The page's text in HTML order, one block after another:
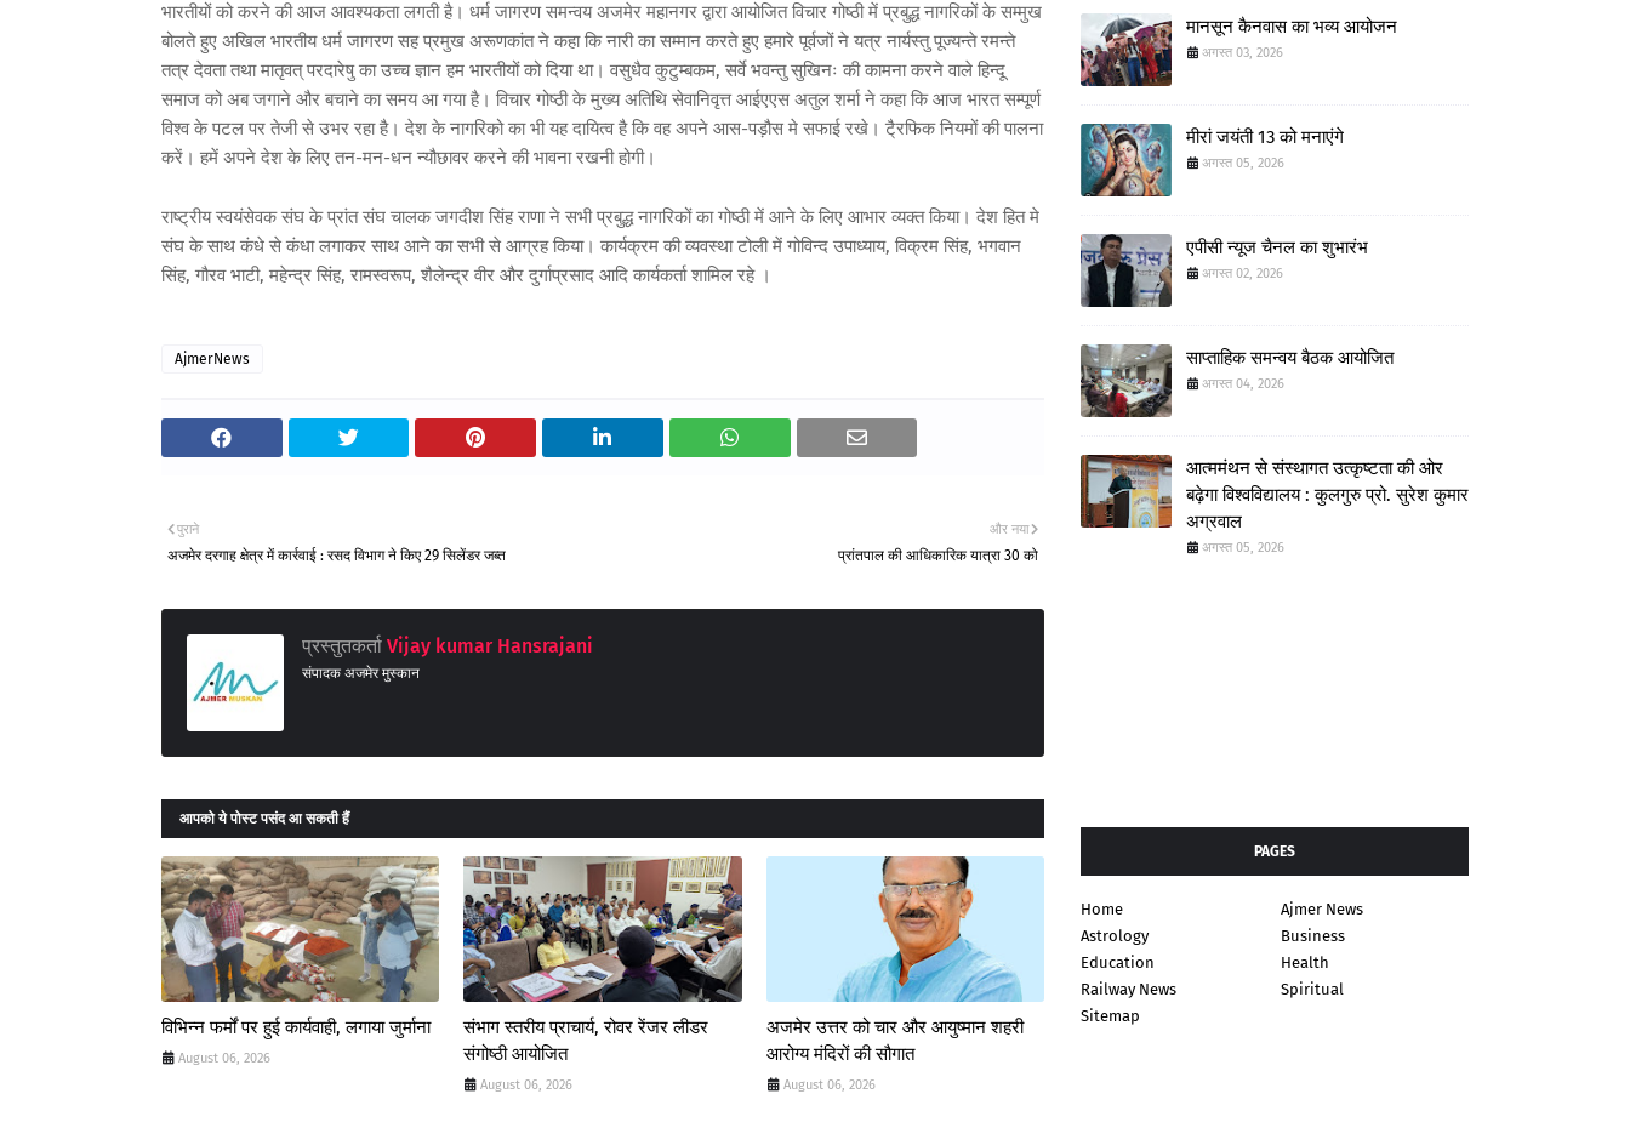
भारतीयों को करने की आज आवश्यकता लगती है। धर्म जागरण समन्वय अजमेर महानगर द्वारा आयोजित विचार गोष्ठी में प्रबुद्ध नागरिकों के सम्मुख
बोलते हुए अखिल भारतीय धर्म जागरण सह प्रमुख अरूणकांत ने कहा कि नारी का सम्मान करते हुए हमारे पूर्वजों ने यत्र नार्यस्तु पूज्यन्ते रमन्ते
तत्र देवता तथा मातृवत् परदारेषु का उच्च ज्ञान हम भारतीयों को दिया था। वसुधैव कुटुम्बकम, सर्वे भवन्तु सुखिनः की कामना करने वाले हिन्दू
समाज को अब जगाने और बचाने का समय आ गया है। विचार गोष्ठी के मुख्य अतिथि सेवानिवृत्त आईएएस अतुल शर्मा ने कहा कि आज भारत सम्पूर्ण
विश्व के पटल पर तेजी से उभर रहा है। देश के नागरिको का भी यह दायित्व है कि वह अपने आस-पड़ौस मे सफाई रखे। टै्रफिक नियमों की पालना
करें। हमें अपने देश के लिए तन-मन-धन न्यौछावर करने की भावना रखनी होगी।
राष्ट्रीय स्वयंसेवक संघ के प्रांत संघ चालक जगदीश सिंह राणा ने सभी प्रबुद्ध नागरिकों का गोष्ठी में आने के लिए आभार व्यक्त किया। देश हित मे
संघ के साथ कंधे से कंधा लगाकर साथ आने का सभी से आग्रह किया। कार्यक्रम की व्यवस्था टोली में गोविन्द उपाध्याय, विक्रम सिंह, भगवान
सिंह, गौरव भाटी, महेन्द्र सिंह, रामस्वरूप, शैलेन्द्र वीर और दुर्गाप्रसाद आदि कार्यकर्ता शामिल रहे ।
AjmerNews
और नया
प्रांतपाल की आधिकारिक यात्रा 30 को
पुराने
अजमेर दरगाह क्षेत्र में कार्रवाई : रसद विभाग ने किए 29 सिलेंडर जब्त
प्रस्तुतकर्ता Vijay kumar Hansrajani
संपादक अजमेर मुस्कान
आपको ये पोस्ट पसंद आ सकती हैं
विभिन्न फर्मों पर हुई कार्यवाही, लगाया जुर्माना
August 06, 2026
संभाग स्तरीय प्राचार्य, रोवर रेंजर लीडर
संगोष्ठी आयोजित
August 06, 2026
अजमेर उत्तर को चार और आयुष्मान शहरी
आरोग्य मंदिरों की सौगात
August 06, 2026
मानसून कैनवास का भव्य आयोजन
अगस्त 03, 2026
मीरां जयंती 13 को मनाएंगे
अगस्त 05, 2026
एपीसी न्यूज चैनल का शुभारंभ
अगस्त 02, 2026
साप्ताहिक समन्वय बैठक आयोजित
अगस्त 04, 2026
आत्ममंथन से संस्थागत उत्कृष्टता की ओर
बढ़ेगा विश्वविद्यालय : कुलगुरु प्रो. सुरेश कुमार
अग्रवाल
अगस्त 05, 2026
PAGES
Home
Ajmer News
Astrology
Business
Education
Health
Railway News
Spiritual
Sitemap